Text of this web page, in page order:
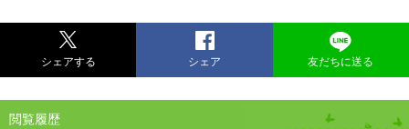
シェアする シェア 友だちに送る
閲覧履歴